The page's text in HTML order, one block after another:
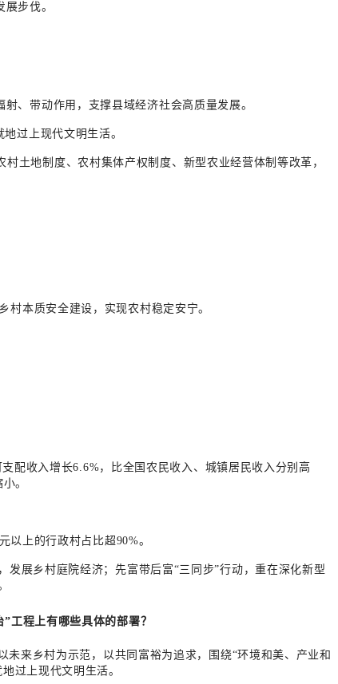
步伐。
、带动作用，支撑县域经济社会高质量发展。
过上现代文明生活。
土地制度、农村集体产权制度、新型农业经营体制等改革，
本质安全建设，实现农村稳定安宁。
配收入增长6.6%，比全国农民收入、城镇居民收入分别高
。
以上的行政村占比超90%。
展乡村庭院经济；先富带后富“三同步”行动，重在深化新型
工程上有哪些具体的部署？
来乡村为示范，以共同富裕为追求，围绕“环境和美、产业和
过上现代文明生活。